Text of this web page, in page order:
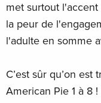
met surtout
la peur de
l'adulte en somme
C’est sûr qu’on
American Pie 1 à 8